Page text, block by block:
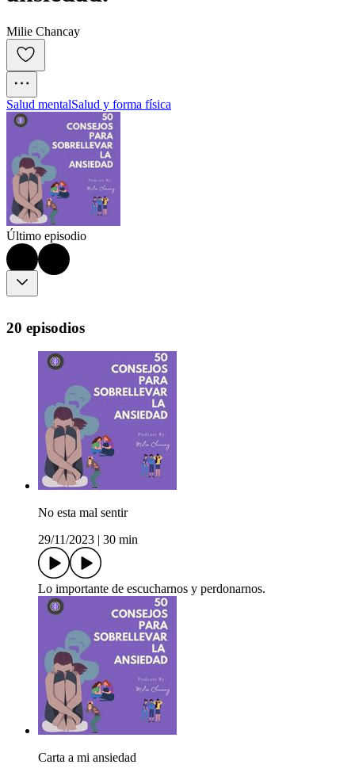
Milie Chancay
Salud mentalSalud y forma física
Último episodio
20 episodios
No esta mal sentir
29/11/2023
30 min
Lo importante de escucharnos y perdonarnos.
Carta a mi ansiedad